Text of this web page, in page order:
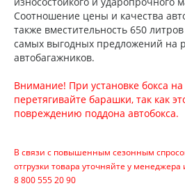
Соотношение цены и качества
также вместительность 650
самых выгодных предложений на
автобагажников.
Внимание! При установке бокса
перетягивайте барашки, так как
повреждению поддона автобокса.
В связи с повышенным сезонным
отгрузки товара уточняйте у
8 800 555 20 90